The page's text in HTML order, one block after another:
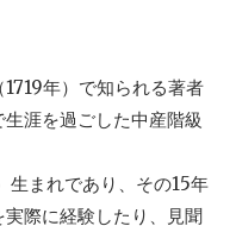
年）で知られる著者
涯を過ごした中産階級
生まれであり、その15年
際に経験したり、見聞